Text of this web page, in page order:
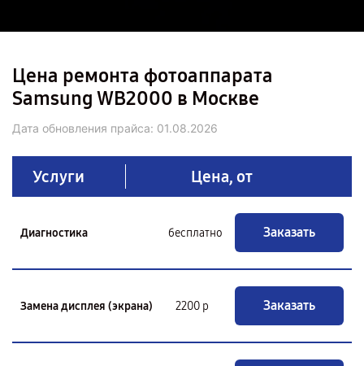
Цена ремонта фотоаппарата
Samsung WB2000 в Москве
Дата обновления прайса: 01.08.2026
Услуги Цена, от
Диагностика бесплатно Заказать
Замена дисплея (экрана) 2200 р Заказать